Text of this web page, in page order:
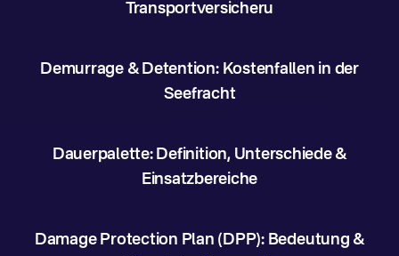
Transportversicheru
Demurrage & Detention: Kostenfallen in der
Seefracht
Dauerpalette: Definition, Unterschiede &
Einsatzbereiche
Damage Protection Plan (DPP): Bedeutung &